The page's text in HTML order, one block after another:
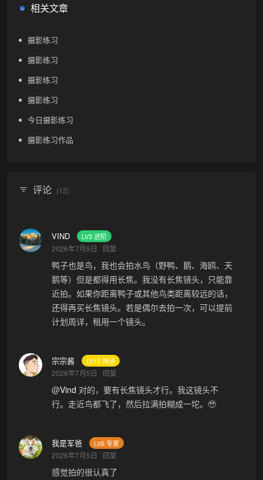
相关文章
摄影练习
摄影练习
摄影练习
摄影练习
今日摄影练习
摄影练习作品
评论 (12)
VIND LV3 进阶
2026年7月5日 回复
鸭子也是鸟，我也会拍水鸟（野鸭、鹅、海鸥、天
鹅等）但是都得用长焦。我没有长焦镜头，只能靠
近拍。如果你距离鸭子或其他鸟类距离较远的话，
还得再买长焦镜头。若是偶尔去拍一次，可以提前
计划周详，租用一个镜头。
宗宗酱 LV10 神话
2026年7月5日 回复
@Vind 对的，要有长焦镜头才行。我这镜头不
行。走近鸟都飞了，然后拉满拍糊成一坨。🥹
我是军爸 LV6 专家
2026年7月5日 回复
感觉拍的很认真了